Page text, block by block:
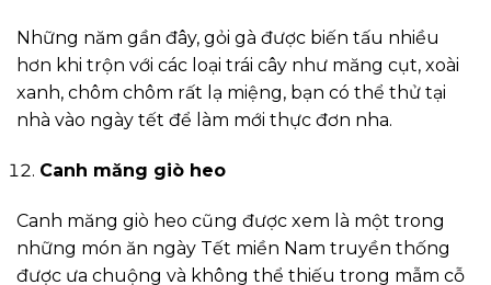
Những năm gần đây, gỏi gà được biến tấu nhiều
hơn khi trộn với các loại trái cây như măng cụt, xoài
xanh, chôm chôm rất lạ miệng, bạn có thể thử tại
nhà vào ngày tết để làm mới thực đơn nha.
Canh măng giò heo
Canh măng giò heo cũng được xem là một trong
những món ăn ngày Tết miền Nam truyền thống
được ưa chuộng và không thể thiếu trong mẫm cỗ